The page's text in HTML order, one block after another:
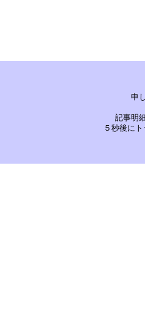
申
記事明
５秒後に